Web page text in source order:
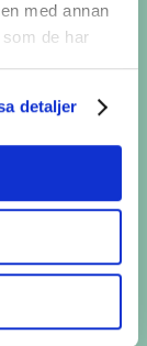
med annan
de har
detaljer
från